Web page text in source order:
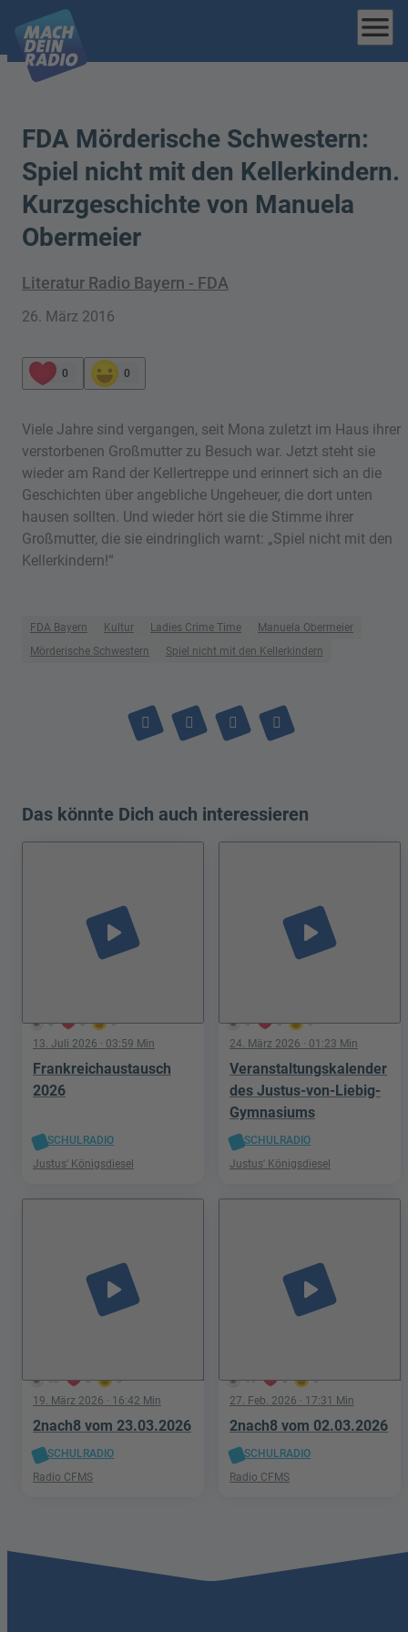
menu
FDA Mörderische Schwestern:
Spiel nicht mit den Kellerkindern.
Kurzgeschichte von Manuela
Obermeier
Literatur Radio Bayern - FDA
26. März 2016
0 0
Viele Jahre sind vergangen, seit Mona zuletzt im Haus ihrer
verstorbenen Großmutter zu Besuch war. Jetzt steht sie
wieder am Rand der Kellertreppe und erinnert sich an die
Geschichten über angebliche Ungeheuer, die dort unten
hausen sollten. Und wieder hört sie die Stimme ihrer
Großmutter, die sie eindringlich warnt: „Spiel nicht mit den
Kellerkindern!“
FDA Bayern Kultur Ladies Crime Time
Manuela Obermeier
Mörderische Schwestern
Spiel nicht mit den Kellerkindern
Das könnte Dich auch interessieren
3 0 0
play_arrow
13. Juli 2026 · 03:59 Min
Frankreichaustausch
2026
SCHULRADIO
Justus' Königsdiesel
5 0 0
play_arrow
24. März 2026 · 01:23 Min
Veranstaltungskalender
des Justus-von-Liebig-
Gymnasiums
SCHULRADIO
Justus' Königsdiesel
58 0 0
play_arrow
19. März 2026 · 16:42 Min
2nach8 vom 23.03.2026
SCHULRADIO
Radio CFMS
19 0 0
play_arrow
27. Feb. 2026 · 17:31 Min
2nach8 vom 02.03.2026
SCHULRADIO
Radio CFMS